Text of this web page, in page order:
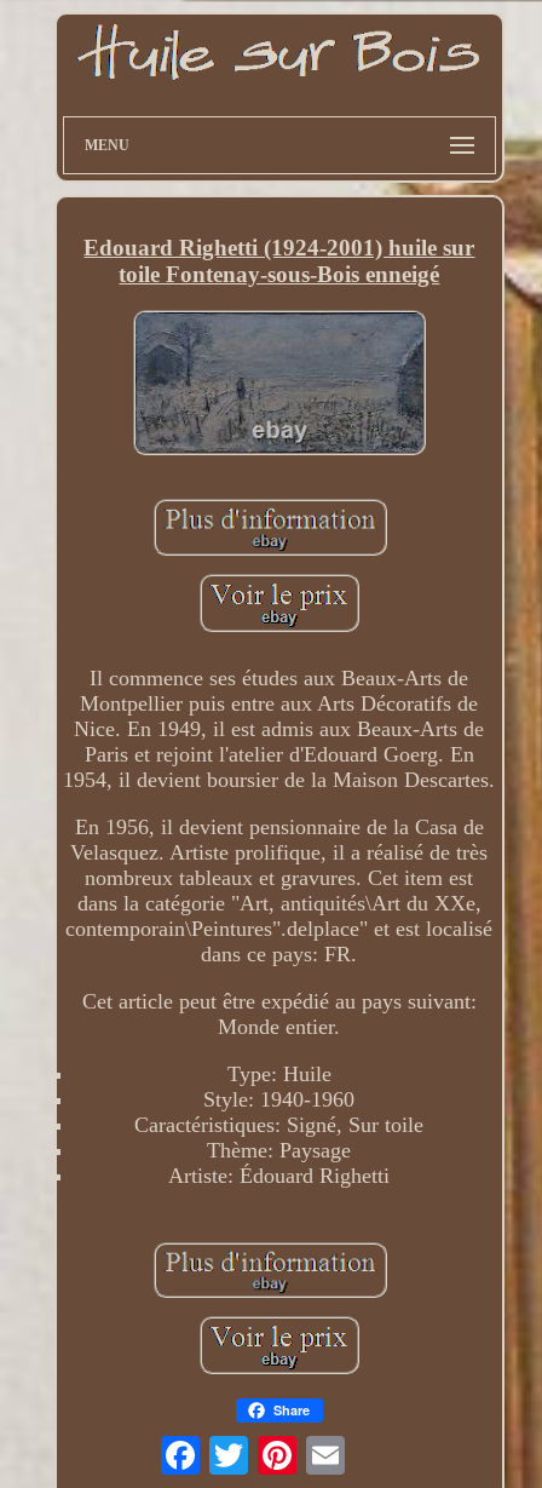
MENU
Edouard Righetti (1924-2001) huile sur
toile Fontenay-sous-Bois enneigé
Il commence ses études aux Beaux-Arts de
Montpellier puis entre aux Arts Décoratifs de
Nice. En 1949, il est admis aux Beaux-Arts de
Paris et rejoint l'atelier d'Edouard Goerg. En
1954, il devient boursier de la Maison Descartes.
En 1956, il devient pensionnaire de la Casa de
Velasquez. Artiste prolifique, il a réalisé de très
nombreux tableaux et gravures. Cet item est
dans la catégorie "Art, antiquités\Art du XXe,
contemporain\Peintures".delplace" et est localisé
dans ce pays: FR.
Cet article peut être expédié au pays suivant:
Monde entier.
Type: Huile
Style: 1940-1960
Caractéristiques: Signé, Sur toile
Thème: Paysage
Artiste: Édouard Righetti
Share